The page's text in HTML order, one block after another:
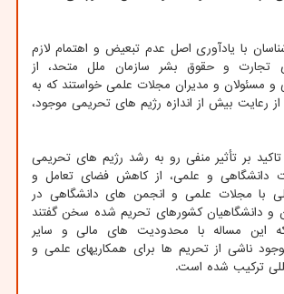
با یادآوری اصل عدم تبعیض و اهتمام لازم
تجارت و حقوق بشر سازمان ملل متحد، از
و مسئولان و مدیران مجلات علمی خواستند که به
رعایت بیش از اندازه رژیم های تحریمی موجود،
بر تأثیر منفی رو به رشد رژیم های تحریمی
دانشگاهی و علمی، از کاهش فضای تعامل و
با مجلات علمی و انجمن های دانشگاهی در
و دانشگاهیان کشورهای تحریم شده سخن گفتند
که این مساله با محدودیت های مالی و سایر
ناشی از تحریم ها برای همکاریهای علمی و
ترکیب شده است.